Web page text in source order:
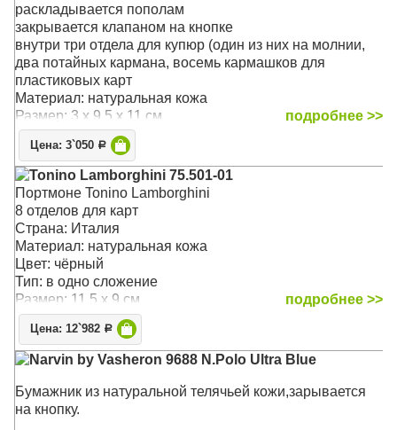
раскладывается пополам
закрывается клапаном на кнопке
внутри три отдела для купюр (один из них на молнии,
два потайных кармана, восемь кармашков для
пластиковых карт
Материал: натуральная кожа
Размер: 3 x 9.5 x 11 см
подробнее >>
Цена: 3`050 Р
Tonino Lamborghini 75.501-01
Портмоне Tonino Lamborghini
8 отделов для карт
Страна: Италия
Материал: натуральная кожа
Цвет: чёрный
Тип: в одно сложение
Размер: 11.5 x 9 см
подробнее >>
Цена: 12`982 Р
Narvin by Vasheron 9688 N.Polo Ultra Blue
Бумажник из натуральной телячьей кожи,зарывается
на кнопку.